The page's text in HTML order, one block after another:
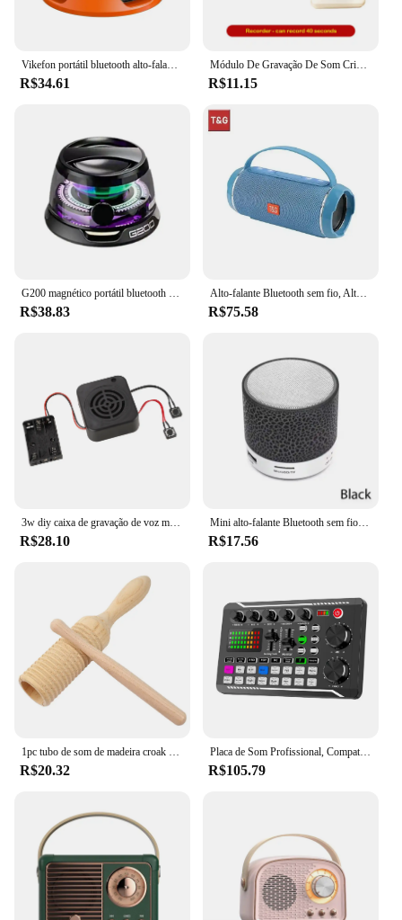
R$34.61
Módulo De Gravação De Som Criativo, Mini Gravador De Voz, Brinquedos De Pelúcia Graváveis, Inserir
R$11.15
G200 magnético portátil bluetooth alto-falante mini caixa de som multifuncional rgb serial som estéreo bluetooth 5.3 alto-falante
R$38.83
Alto-falante Bluetooth sem fio, Alto-falantes portáteis ao ar livre, Subwoofer à prova d'água, Som estéreo 3D, Chamada mãos livres, Caixa poderosa, TG116c, TWS
R$75.58
3w diy caixa de gravação de voz módulo caixa de mensagem som claro para animais de pelúcia/presente/caixa de gravação de voz diy caixa de mensagem de voz
R$28.10
Mini alto-falante Bluetooth sem fio, LED colorido, Cartão TF, Subwoofer USB, Portátil, MP3, Coluna de som de música para PC, telefone
R$17.56
1pc tubo de som de madeira croak sapo barril pequeno anel de rosca única cilindro de percussão instrumento musical
R$20.32
Placa de Som Profissional, Compatível com Bluetooth, Gravação de Estúdio, Telefone, PC, Consola de Mistura de Áudio, Amplificador
R$105.79